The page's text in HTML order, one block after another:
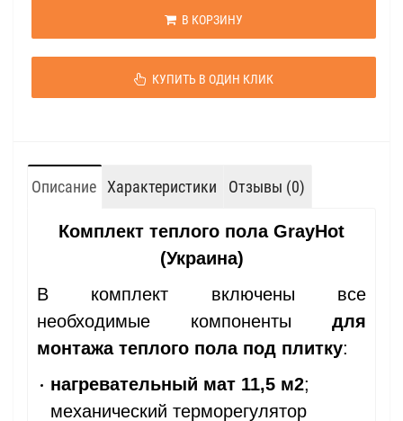
В КОРЗИНУ
КУПИТЬ В ОДИН КЛИК
Описание Характеристики Отзывы (0)
Комплект теплого пола GrayHot
(Украина)
В комплект включены все
необходимые компоненты для
монтажа теплого пола под плитку:
нагревательный мат 11,5 м2;
механический терморегулятор